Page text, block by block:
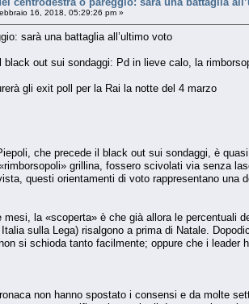
16, 2018, 05:29:26 pm »
sarà una battaglia all’ultimo voto
black out sui sondaggi: Pd in lieve calo, la
gli exit poll per la Rai la notte del 4 marzo
che precede il black out sui sondaggi, è
grillina, fossero scivolati via senza
questi orientamenti di voto rappresentano una
mesi, la «scoperta» è che già allora le percentuali
sulla Lega) risalgono a prima di Natale.
si schioda tanto facilmente; oppure che i
non hanno spostato i consensi e da molte